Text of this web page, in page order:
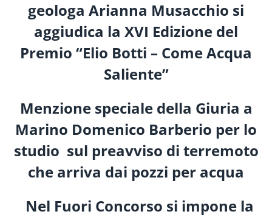
geologa Arianna Musacchio si
aggiudica la XVI Edizione del
Premio “Elio Botti – Come Acqua
Saliente”
Menzione speciale della Giuria a
Marino Domenico Barberio per lo
studio sul preavviso di terremoto
che arriva dai pozzi per acqua
Nel Fuori Concorso si impone la